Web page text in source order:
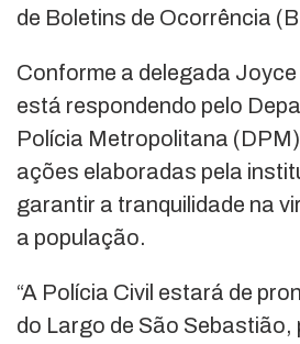
de Boletins de Ocorrência
Conforme a delegada
está respondendo pelo
Polícia Metropolitana
ações elaboradas pela
garantir a tranquilidade na
a população.
“A Polícia Civil estará de
do Largo de São Sebastião,